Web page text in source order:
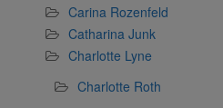
Carina Rozenfeld
Catharina Junk
Charlotte Lyne
Charlotte Roth